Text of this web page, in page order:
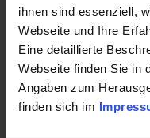
ihnen sind essenziell,
Webseite und Ihre
Eine detaillierte
Webseite finden Sie in
Angaben zum
finden sich im
E-Mail: